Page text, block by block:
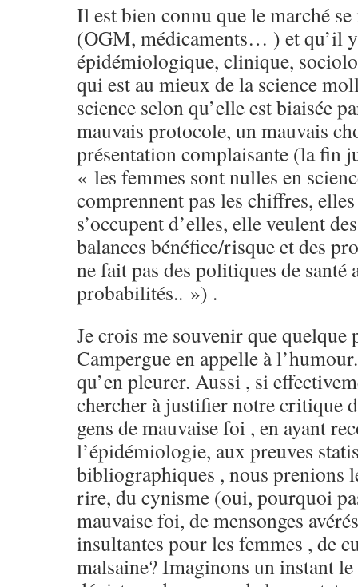
Il est bien connu que le marché
(OGM, médicaments… ) et qu’il y
épidémiologique, clinique,
qui est au mieux de la science
science selon qu’elle est biaisée
mauvais protocole, un mauvais
présentation complaisante (la fin
« les femmes sont nulles en
comprennent pas les chiffres,
s’occupent d’elles, elle veulent
balances bénéfice/risque et des
ne fait pas des politiques de santé
probabilités.. ») .
Je crois me souvenir que quelque
Campergue en appelle à
qu’en pleurer. Aussi , si
chercher à justifier notre critique
gens de mauvaise foi , en ayant
l’épidémiologie, aux preuves
bibliographiques , nous prenions
rire, du cynisme (oui, pourquoi
mauvaise foi, de mensonges
insultantes pour les femmes , de
malsaine? Imaginons un instant